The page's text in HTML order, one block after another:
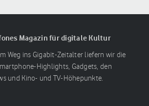
Magazin für digitale Kultur
Weg ins Gigabit-Zeitalter liefern wir die
Highlights, Gadgets, den
und Kino- und TV-Höhepunkte.